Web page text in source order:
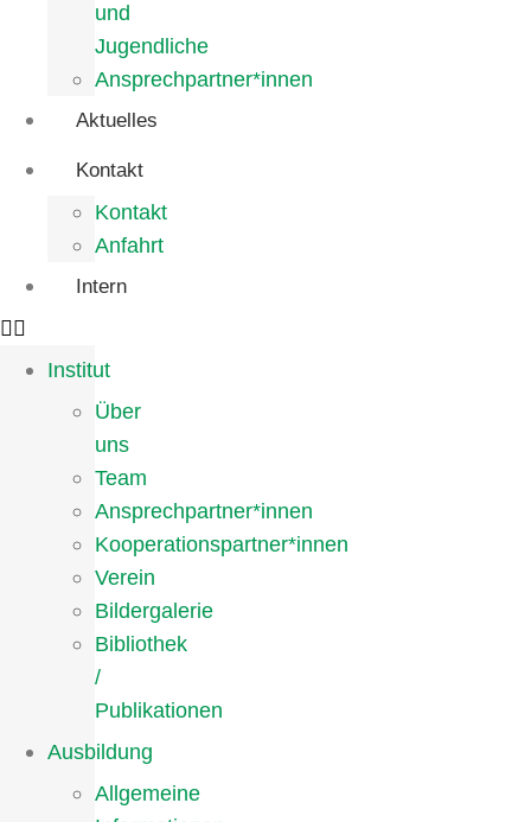
und
Jugendliche
Ansprechpartner*innen
Aktuelles
Kontakt
Kontakt
Anfahrt
Intern
Institut
Über
uns
Team
Ansprechpartner*innen
Kooperationspartner*innen
Verein
Bildergalerie
Bibliothek
/
Publikationen
Ausbildung
Allgemeine